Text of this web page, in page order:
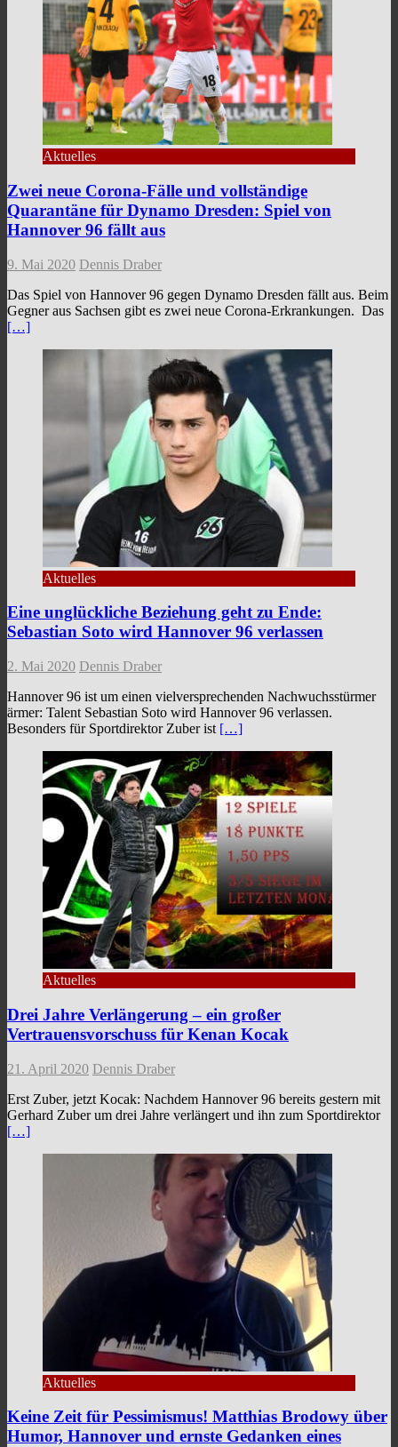
Aktuelles
Zwei neue Corona-Fälle und vollständige
Quarantäne für Dynamo Dresden: Spiel von
Hannover 96 fällt aus
9. Mai 2020 Dennis Draber
Das Spiel von Hannover 96 gegen Dynamo Dresden fällt aus. Beim
Gegner aus Sachsen gibt es zwei neue Corona-Erkrankungen. Das
[…]
Aktuelles
Eine unglückliche Beziehung geht zu Ende:
Sebastian Soto wird Hannover 96 verlassen
2. Mai 2020 Dennis Draber
Hannover 96 ist um einen vielversprechenden Nachwuchsstürmer
ärmer: Talent Sebastian Soto wird Hannover 96 verlassen.
Besonders für Sportdirektor Zuber ist […]
Aktuelles
Drei Jahre Verlängerung – ein großer
Vertrauensvorschuss für Kenan Kocak
21. April 2020 Dennis Draber
Erst Zuber, jetzt Kocak: Nachdem Hannover 96 bereits gestern mit
Gerhard Zuber um drei Jahre verlängert und ihn zum Sportdirektor
[…]
Aktuelles
Keine Zeit für Pessimismus! Matthias Brodowy über
Humor, Hannover und ernste Gedanken eines